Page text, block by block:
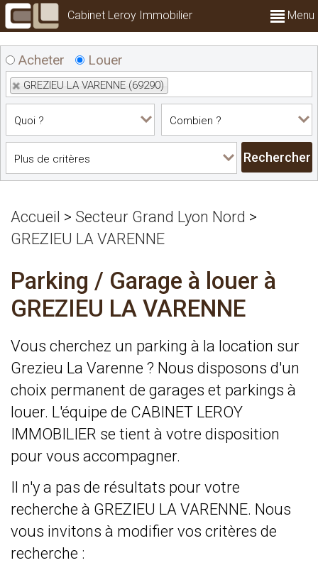
Cabinet Leroy Immobilier Menu
Acheter Louer
GREZIEU LA VARENNE (69290)
Accueil > Secteur Grand Lyon Nord >
GREZIEU LA VARENNE
Parking / Garage à louer à
GREZIEU LA VARENNE
Vous cherchez un parking à la location sur
Grezieu La Varenne ? Nous disposons d'un
choix permanent de garages et parkings à
louer. L'équipe de CABINET LEROY
IMMOBILIER se tient à votre disposition
pour vous accompagner.
Il n'y a pas de résultats pour votre
recherche à GREZIEU LA VARENNE. Nous
vous invitons à modifier vos critères de
recherche :